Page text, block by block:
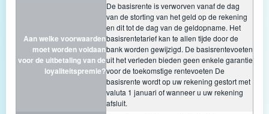
Aan welke voorwaarden
moet worden voldaan
voor de uitbetaling van de
loyaliteitspremie?
De basisrente is verworven vanaf de dag
van de storting van het geld op de rekening
en dit tot de dag van de geldopname. Het
basisrentetarief kan te allen tijde door de
bank worden gewijzigd. De basisrentevoeten
uit het verleden bieden geen enkele garantie
voor de toekomstige rentevoeten De
basisrente wordt op uw rekening gestort met
valuta 1 januari of wanneer u uw rekening
afsluit.